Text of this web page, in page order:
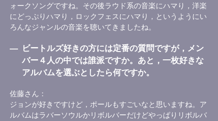
ォークソングですね。その後ラウド系の音楽にハマり，洋楽
にどっぷりハマり，ロックフェスにハマり，というようにい
ろんなジャンルの音楽を聴いてきましたね。
― ビートルズ好きの方には定番の質問ですが，メン
バー４人の中では誰派ですか。あと，一枚好きな
アルバムを選ぶとしたら何ですか。
佐藤さん
ジョンが好きですけど，ポールもすごいなと思いますね。ア
ルバムはラバーソウルかリボルバーだけどやっぱりリボルバ